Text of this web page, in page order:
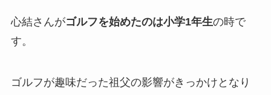
心結さんがゴルフを始めたのは小学1年生の時で
す。
ゴルフが趣味だった祖父の影響がきっかけとなり